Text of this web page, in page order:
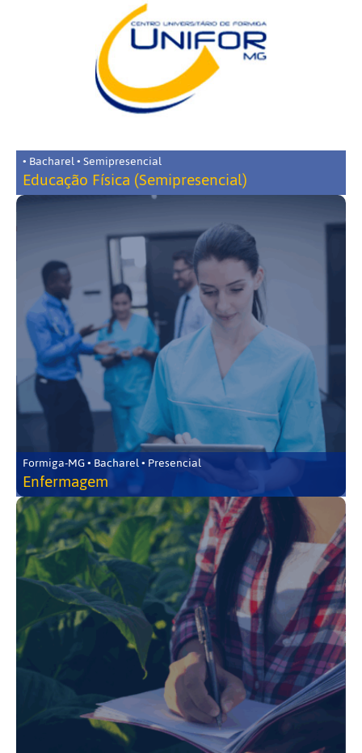
• Bacharel • Semipresencial
Educação Física (Semipresencial)
Formiga-MG • Bacharel • Presencial
Enfermagem